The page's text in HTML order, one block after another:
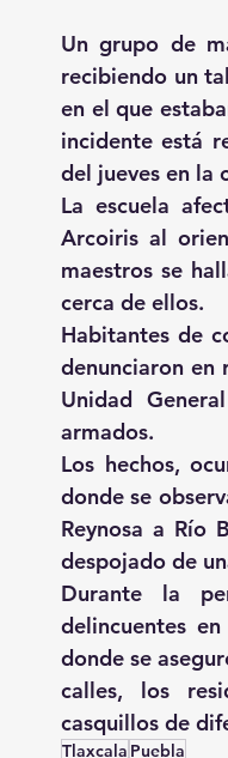
Un grupo de
recibiendo un
en el que
incidente está
del jueves en la
La escuela
Arcoiris al
maestros se
cerca de ellos.
Habitantes de
denunciaron en
Unidad
armados.
Los hechos,
donde se
Reynosa a Río
despojado de
Durante la
delincuentes
donde se
calles, los
casquillos de
Tlaxcala Puebla